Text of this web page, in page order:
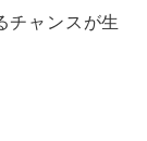
チャンスが生